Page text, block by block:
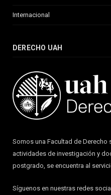
Internacional
DERECHO UAH
Somos una Facultad de Derecho
actividades de investigación y
postgrado, se encuentra al
Síguenos en nuestras redes